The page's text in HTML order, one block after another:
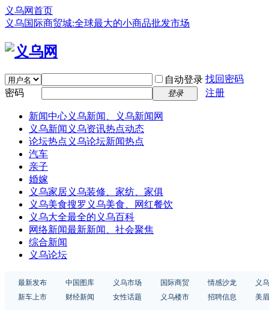
义乌网首页
义乌国际商贸城:全球最大的小商品批发市场
自动登录 找回密码
密码
登录 注册
新闻中心义乌新闻、义乌新闻网
义乌新闻 义乌资讯热点动态
论坛热点 义乌论坛新闻热点
汽车
亲子
婚嫁
义乌家居义乌装修、家纺、家俱
义乌美食搜罗义乌美食、网红餐饮
义乌大全最全的义乌百科
网络新闻最新新闻、社会聚焦
综合新闻
义乌论坛
最新发布 中国图库 义乌市场 国际商贸 情感沙龙
义
新车上市
财经新闻 女性话题 义乌楼市 招聘信息 美